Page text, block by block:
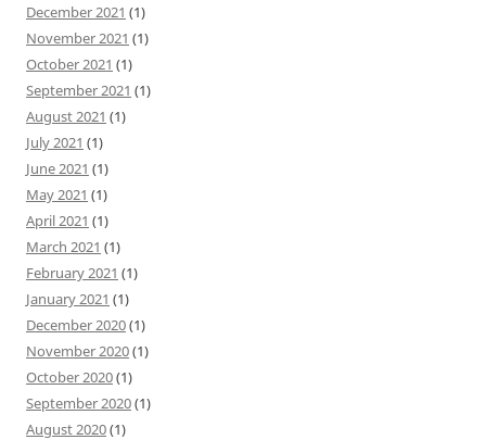
December 2021 (1)
November 2021 (1)
October 2021 (1)
September 2021 (1)
August 2021 (1)
July 2021 (1)
June 2021 (1)
May 2021 (1)
April 2021 (1)
March 2021 (1)
February 2021 (1)
January 2021 (1)
December 2020(1)
November 2020(1)
October 2020(1)
September 2020(1)
August 2020(1)